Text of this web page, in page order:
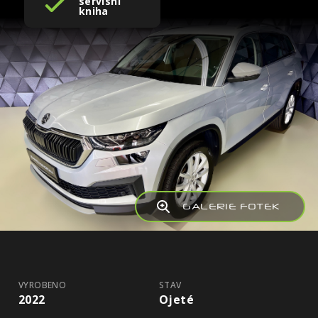
kniha
GALERIE FOTEK
VYROBENO
2022
STAV
Ojeté